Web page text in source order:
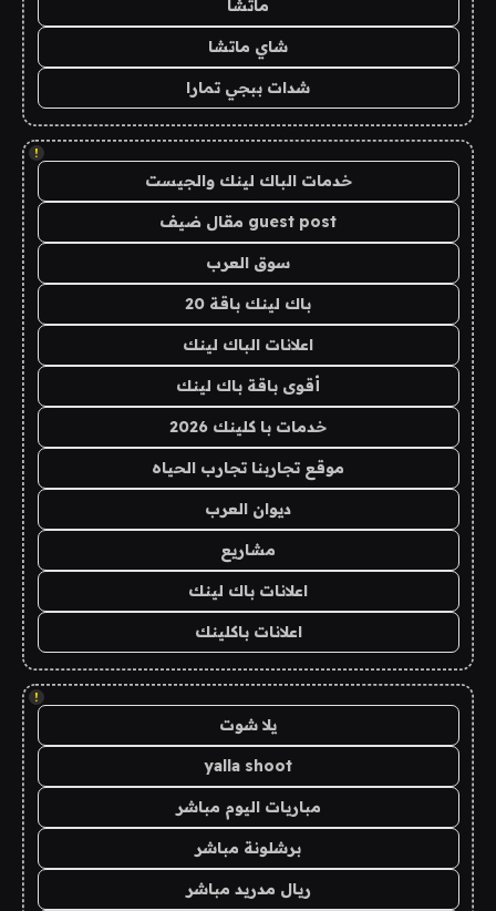
ماتشا
شاي ماتشا
شدات ببجي تمارا
!
خدمات الباك لينك والجيست
guest post مقال ضيف
سوق العرب
باك لينك باقة 20
اعلانات الباك لينك
أقوى باقة باك لينك
خدمات با كلينك 2026
موقع تجاربنا تجارب الحياه
ديوان العرب
مشاريع
اعلانات باك لينك
اعلانات باكلينك
!
يلا شوت
yalla shoot
مباريات اليوم مباشر
برشلونة مباشر
ريال مدريد مباشر